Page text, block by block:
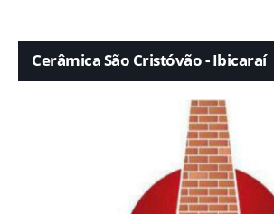
Cerâmica São Cristóvão - Ibicaraí